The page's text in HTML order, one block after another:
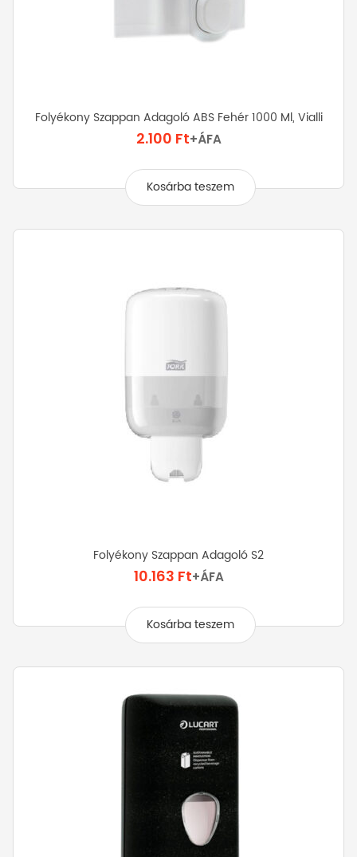
Folyékony Szappan Adagoló ABS Fehér 1000 Ml, Vialli
2.100 Ft+ÁFA
Kosárba teszem
Folyékony Szappan Adagoló S2
10.163 Ft+ÁFA
Kosárba teszem